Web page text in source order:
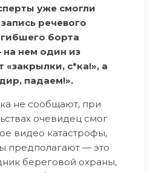
уже смогли
речевого
борта
нем один из
«закрылки, с*ка!», а
падаем!».
не сообщают, при
очевидец смог
видео катастрофы,
предполагают — это
береговой охраны,